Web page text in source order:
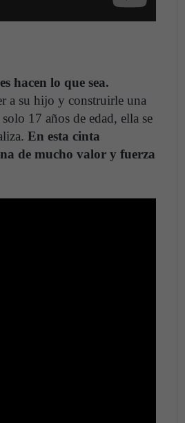
hacen lo que sea.
a su hijo y construirle una
17 años de edad, ella se
En esta cinta
de mucho valor y fuerza